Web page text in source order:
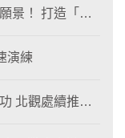
景！ 打造「生
演練
照